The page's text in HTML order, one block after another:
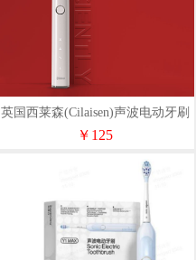
英国西莱森(Cilaisen)声波电动牙刷
CP-T7
￥125